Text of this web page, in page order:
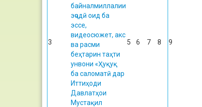
3
байналмиллалии
эҷодӣ оид ба
эссе,
видеосюжет, акс
ва расми
беҳтарин таҳти
унвони «Ҳуқуқ
ба саломатӣ дар
Иттиҳоди
Давлатҳои
Мустақил
5 6 7 8 9